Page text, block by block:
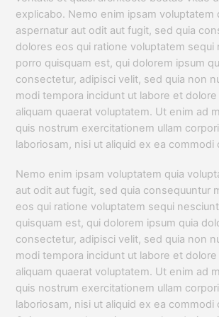
explicabo. Nemo enim ipsam voluptatem
aspernatur aut odit aut fugit, sed quia
dolores eos qui ratione voluptatem sequi
porro quisquam est, qui dolorem ipsum
consectetur, adipisci velit, sed quia non
modi tempora incidunt ut labore et dolore
aliquam quaerat voluptatem. Ut enim ad
quis nostrum exercitationem ullam
laboriosam, nisi ut aliquid ex ea commodi
Nemo enim ipsam voluptatem quia
aut odit aut fugit, sed quia consequuntur
eos qui ratione voluptatem sequi
quisquam est, qui dolorem ipsum quia
consectetur, adipisci velit, sed quia non
modi tempora incidunt ut labore et dolore
aliquam quaerat voluptatem. Ut enim ad
quis nostrum exercitationem ullam
laboriosam, nisi ut aliquid ex ea commodi